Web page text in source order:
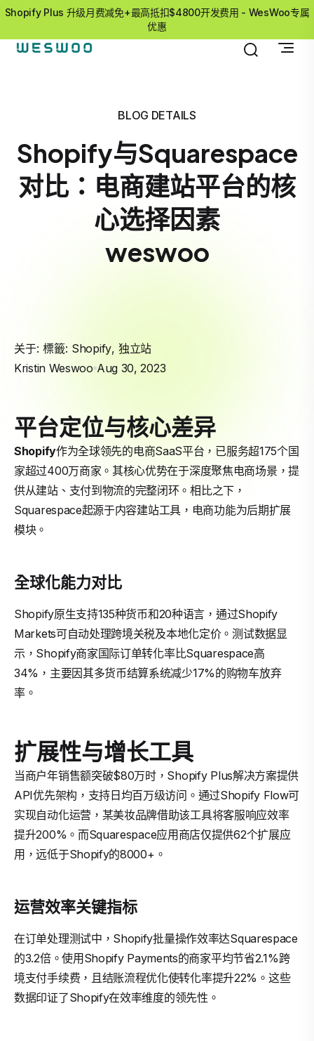
Shopify Plus 升级月费减免+最高抵扣$4800开发费用 - WesWoo专属
优惠
BLOG DETAILS
Shopify与Squarespace
对比：电商建站平台的核
心选择因素
weswoo
关于: 標籤: Shopify, 独立站
Kristin Weswoo Aug 30, 2023
平台定位与核心差异
Shopify作为全球领先的电商SaaS平台，已服务超175个国
家超过400万商家。其核心优势在于深度聚焦电商场景，提
供从建站、支付到物流的完整闭环。相比之下，
Squarespace起源于内容建站工具，电商功能为后期扩展
模块。
全球化能力对比
Shopify原生支持135种货币和20种语言，通过Shopify
Markets可自动处理跨境关税及本地化定价。测试数据显
示，Shopify商家国际订单转化率比Squarespace高
34%，主要因其多货币结算系统减少17%的购物车放弃
率。
扩展性与增长工具
当商户年销售额突破$80万时，Shopify Plus解决方案提供
API优先架构，支持日均百万级访问。通过Shopify Flow可
实现自动化运营，某美妆品牌借助该工具将客服响应效率
提升200%。而Squarespace应用商店仅提供62个扩展应
用，远低于Shopify的8000+。
运营效率关键指标
在订单处理测试中，Shopify批量操作效率达Squarespace
的3.2倍。使用Shopify Payments的商家平均节省2.1%跨
境支付手续费，且结账流程优化使转化率提升22%。这些
数据印证了Shopify在效率维度的领先性。